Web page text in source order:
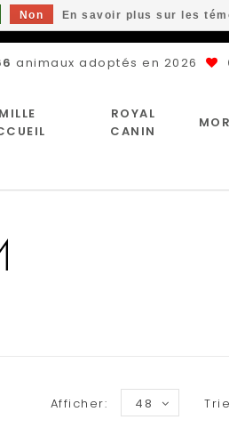
animaux adoptés en 2026
ROYAL
CANIN
Afficher: 48
Non En savoir plus sur les